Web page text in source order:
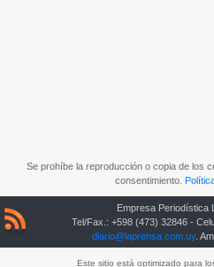
Se prohíbe la reproducción o copia de los
consentimiento.
Empresa Periodística
Tel/Fax.: +598 (473) 32846 -
diario@laprensa.com.uy.
Este sitio está optimizado para